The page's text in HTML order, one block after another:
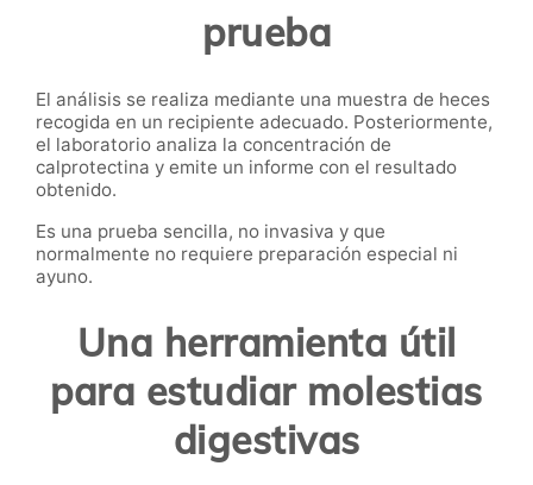
prueba
El análisis se realiza mediante una muestra de heces
recogida en un recipiente adecuado. Posteriormente,
el laboratorio analiza la concentración de
calprotectina y emite un informe con el resultado
obtenido.
Es una prueba sencilla, no invasiva y que
normalmente no requiere preparación especial ni
ayuno.
Una herramienta útil
para estudiar molestias
digestivas